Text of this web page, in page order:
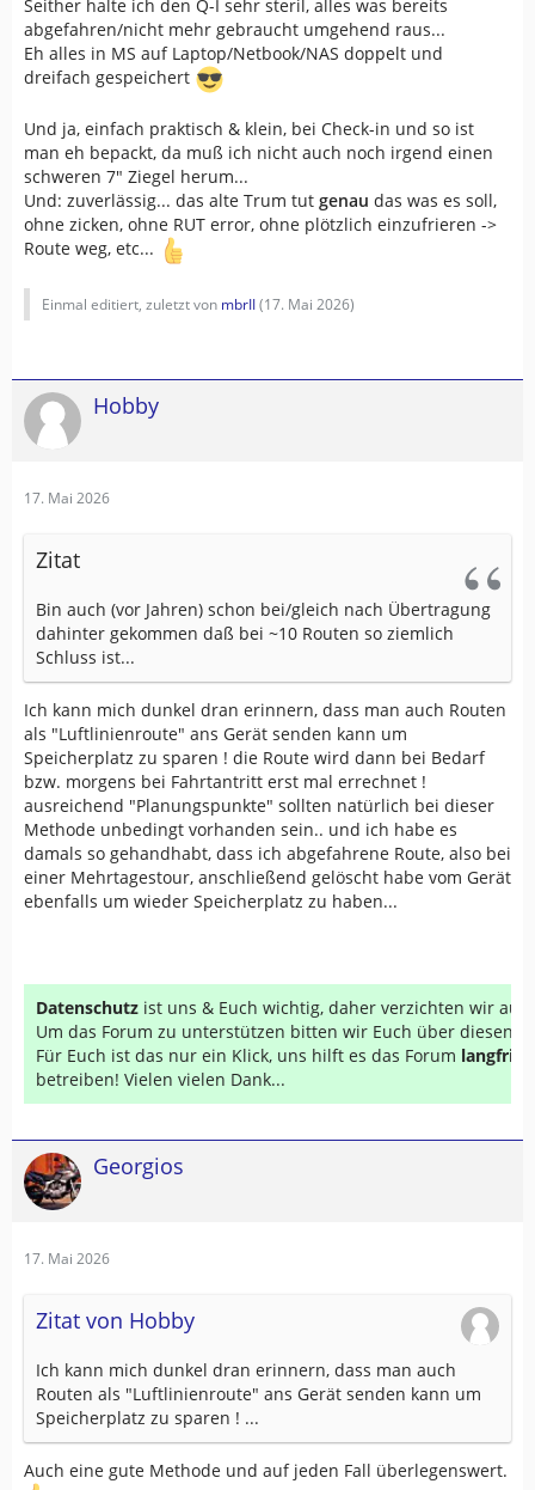
Seither halte ich den Q-I sehr steril, alles was bereits
abgefahren/nicht mehr gebraucht umgehend raus...
Eh alles in MS auf Laptop/Netbook/NAS doppelt und
dreifach gespeichert
Und ja, einfach praktisch & klein, bei Check-in und so ist
man eh bepackt, da muß ich nicht auch noch irgend einen
schweren 7" Ziegel herum...
Und: zuverlässig... das alte Trum tut genau das was es soll,
ohne zicken, ohne RUT error, ohne plötzlich einzufrieren ->
Route weg, etc...
Einmal editiert, zuletzt von mbrII(17. Mai 2026)
Hobby
17. Mai 2026
Zitat
Bin auch (vor Jahren) schon bei/gleich nach Übertragung
dahinter gekommen daß bei ~10 Routen so ziemlich
Schluss ist...
Ich kann mich dunkel dran erinnern, dass man auch Routen
als "Luftlinienroute" ans Gerät senden kann um
Speicherplatz zu sparen ! die Route wird dann bei Bedarf
bzw. morgens bei Fahrtantritt erst mal errechnet !
ausreichend "Planungspunkte" sollten natürlich bei dieser
Methode unbedingt vorhanden sein.. und ich habe es
damals so gehandhabt, dass ich abgefahrene Route, also bei
einer Mehrtagestour, anschließend gelöscht habe vom Gerät
ebenfalls um wieder Speicherplatz zu haben...
Datenschutz ist uns & Euch wichtig, daher verzichten wir auf
Um das Forum zu unterstützen bitten wir Euch über diesen
Für Euch ist das nur ein Klick, uns hilft es das Forum
betreiben! Vielen vielen Dank...
Georgios
17. Mai 2026
Zitat von Hobby
Ich kann mich dunkel dran erinnern, dass man auch
Routen als "Luftlinienroute" ans Gerät senden kann um
Speicherplatz zu sparen ! ...
Auch eine gute Methode und auf jeden Fall überlegenswert.